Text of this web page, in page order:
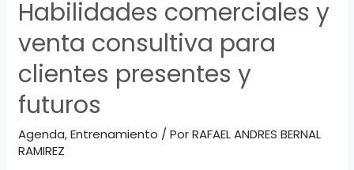
Habilidades comerciales y
venta consultiva para
clientes presentes y
futuros
Agenda,Entrenamiento / PorRAFAEL ANDRES BERNAL
RAMIREZ